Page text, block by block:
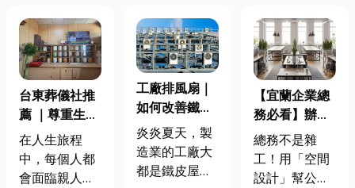
台東葬儀社推
薦 ｜尊重生
命、貼心陪伴
每一段告別
在人生旅程
中，每個人都
會面臨親人離
工廠排風扇｜
如何改善鐵皮
屋頂廠房的溫
度
炎炎夏天，製
造業的工廠大
都是鐵皮屋
【宜蘭企業總
務必看】辦公
室如何打造高
效能職場？從
辦公桌椅、系
總務不是雜
工！用「空間
設計」幫公司